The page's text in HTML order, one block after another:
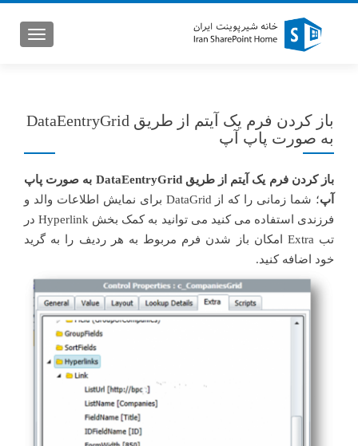
باز کردن فرم یک آیتم از طریق DataEentryGrid
به صورت پاپ آپ
باز کردن فرم یک آیتم از طریق DataEentryGrid به صورت پاپ
آپ
؛ شما زمانی را که از DataGrid برای نمایش اطلاعات والد و
فرزندی استفاده می کنید می توانید به کمک بخش Hyperlink در
تب Extra امکان باز شدن فرم مربوط به هر ردیف را به گرید
خود اضافه کنید.